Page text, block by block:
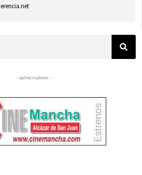
– patrocinadores –